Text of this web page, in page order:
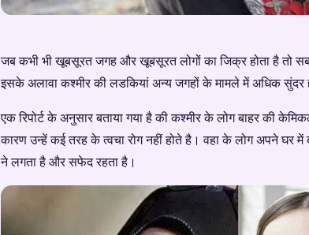
जब कभी भी खूबसूरत जगह और खूबसूरत लोगों का जिक्र होता है तो
इसके अलावा कश्मीर की लडकियां अन्य जगहों के मामले में अधिक
एक रिपोर्ट के अनुसार बताया गया है की कश्मीर के लोग बाहर की
कारण उन्हें कई तरह के त्वचा रोग नहीं होते है। वहा के लोग अपने घर
ने लगता है और सफेद रहता है।